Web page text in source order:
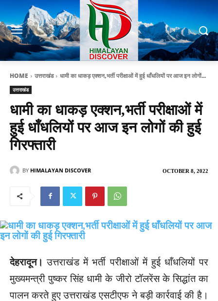
HOME उत्तराखंड धामी का धाकड़ एक्शन,भर्ती परीक्षाओं में हुई धाँधलियों पर आज इन लोगों...
उत्तराखंड
धामी का धाकड़ एक्शन,भर्ती परीक्षाओं में
हुई धाँधलियों पर आज इन लोगों की हुई
गिरफ्तारी
OCTOBER 8, 2022
BY HIMALAYAN DISCOVER
देहरादून। उत्तराखंड में भर्ती परीक्षाओं में हुई धाँधलियों पर
मुख्यमन्त्री पुष्कर सिंह धामी के जीरो टॉलरेंस के सिद्धांत का
पालन करते हुए उत्तराखंड एसटीएफ ने बड़ी कार्रवाई की है।